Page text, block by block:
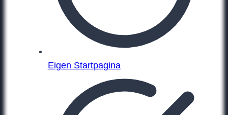
Eigen Startpagina